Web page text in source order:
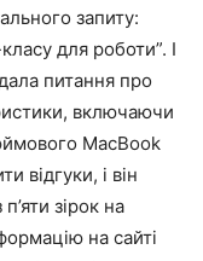
запиту:
для роботи”. І
питання про
включаючи
MacBook
відгуки, і він
зірок на
на сайті